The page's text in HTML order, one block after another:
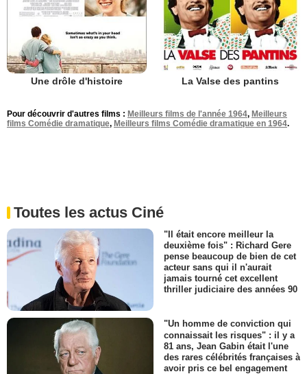
Une drôle d'histoire La Valse des pantins
Pour découvrir d'autres films : Meilleurs films de l'année 1964, Meilleurs
films Comédie dramatique, Meilleurs films Comédie dramatique en 1964.
Toutes les actus Ciné
"Il était encore meilleur la
deuxième fois" : Richard Gere
pense beaucoup de bien de cet
acteur sans qui il n'aurait
jamais tourné cet excellent
thriller judiciaire des années 90
"Un homme de conviction qui
connaissait les risques" : il y a
81 ans, Jean Gabin était l'une
des rares célébrités françaises à
avoir pris ce bel engagement